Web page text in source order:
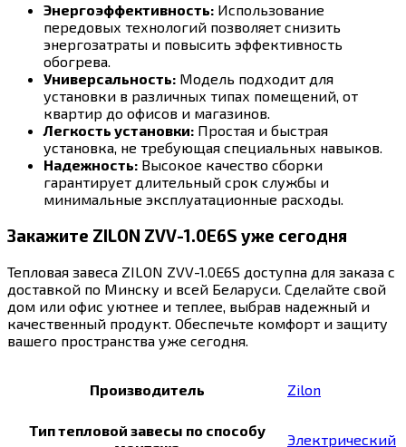
Энергоэффективность: Использование
передовых технологий позволяет снизить
энергозатраты и повысить эффективность
обогрева.
Универсальность: Модель подходит для
установки в различных типах помещений, от
квартир до офисов и магазинов.
Легкость установки: Простая и быстрая
установка, не требующая специальных навыков.
Надежность: Высокое качество сборки
гарантирует длительный срок службы и
минимальные эксплуатационные расходы.
Закажите ZILON ZVV-1.0E6S уже сегодня
Тепловая завеса ZILON ZVV-1.0E6S доступна для заказа с
доставкой по Минску и всей Беларуси. Сделайте свой
дом или офис уютнее и теплее, выбрав надежный и
качественный продукт. Обеспечьте комфорт и защиту
вашего пространства уже сегодня.
Производитель Zilon
Тип тепловой завесы по способу
Электрический